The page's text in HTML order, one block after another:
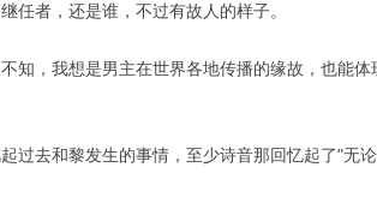
任者，还是谁，不过有故人的样子。
知，我想是男主在世界各地传播的缘故，也能体
过去和黎发生的事情，至少诗音那回忆起了"无